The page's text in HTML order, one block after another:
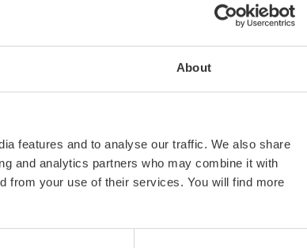
About
features and to analyse our traffic. We also share
and analytics partners who may combine it with
from your use of their services. You will find more